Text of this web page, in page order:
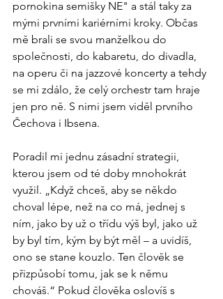
pornokina semišky NE" a stál taky za
mými prvními kariérními kroky. Občas
mě brali se svou manželkou do
společnosti, do kabaretu, do divadla,
na operu či na jazzové koncerty a tehdy
se mi zdálo, že celý orchestr tam hraje
jen pro ně. S nimi jsem viděl prvního
Čechova i Ibsena.
Poradil mi jednu zásadní strategii,
kterou jsem od té doby mnohokrát
využil. „Když chceš, aby se někdo
choval lépe, než na co má, jednej s
ním, jako by už o třídu výš byl, jako už
by byl tím, kým by být měl – a uvidíš,
ono se stane kouzlo. Ten člověk se
přizpůsobí tomu, jak se k němu
chováš.“ Pokud člověka oslovíš s